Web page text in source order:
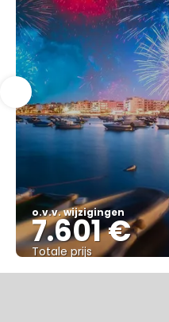
o.v.v. wijzigingen
7.601 €
Totale prijs